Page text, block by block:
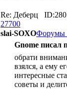
Re: Деберц
27700
slai-SOXOФорумы
Gnome писал
обрати
взялся, а ему
интересные
советы и